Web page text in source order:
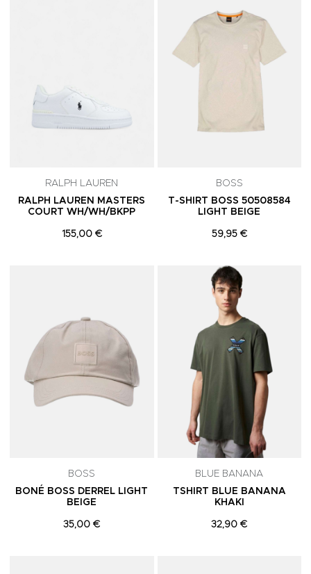
RALPH LAUREN
RALPH LAUREN MASTERS
COURT WH/WH/BKPP
155,00 €
BOSS
T-SHIRT BOSS 50508584
LIGHT BEIGE
59,95 €
Adicionar aos Favoritos
BOSS
BONÉ BOSS DERREL LIGHT
BEIGE
35,00 €
BLUE BANANA
TSHIRT BLUE BANANA
KHAKI
32,90 €